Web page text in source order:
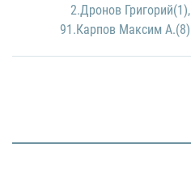
2.Дронов Григорий(1),
91.Карпов Максим А.(8)